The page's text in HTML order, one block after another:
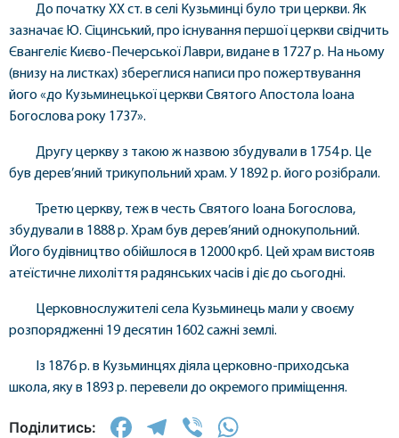
До початку XX ст. в селі Кузьминці було три церкви. Як
зазначає Ю. Сіцинський, про існування першої церкви свідчить
Євангеліє Києво-Печерської Лаври, видане в 1727 р. На ньому
(внизу на листках) збереглися написи про пожертвування
його «до Кузьминецької церкви Святого Апостола Іоана
Богослова року 1737».
Другу церкву з такою ж назвою збудували в 1754 р. Це
був дерев’яний трикупольний храм. У 1892 р. його розібрали.
Третю церкву, теж в честь Святого Іоана Богослова,
збудували в 1888 р. Храм був дерев’яний однокупольний.
Його будівництво обійшлося в 12000 крб. Цей храм вистояв
атеїстичне лихоліття радянських часів і діє до сьогодні.
Церковнослужителі села Кузьминець мали у своєму
розпорядженні 19 десятин 1602 сажні землі.
Із 1876 р. в Кузьминцях діяла церковно-приходська
школа, яку в 1893 р. перевели до окремого приміщення.
Поділитись: Facebook
Telegram
Viber